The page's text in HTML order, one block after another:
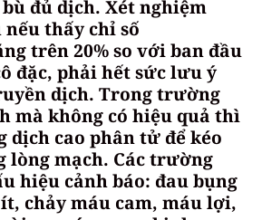
đủ dịch. Xét nghiệm
thấy chỉ số
trên 20% so với ban đầu
đặc, phải hết sức lưu ý
dịch. Trong trường
mà không có hiệu quả thì
dịch cao phân tử để kéo
lòng mạch. Các trường
hiệu cảnh báo: đau bụng
chảy máu cam, máu lợi,